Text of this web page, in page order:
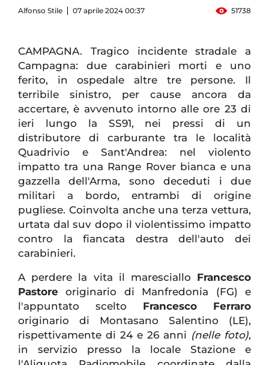
Alfonso Stile 07 aprile 2024 00:37 51738
CAMPAGNA. Tragico incidente stradale a
Campagna: due carabinieri morti e uno
ferito, in ospedale altre tre persone. Il
terribile sinistro, per cause ancora da
accertare, è avvenuto intorno alle ore 23 di
ieri lungo la SS91, nei pressi di un
distributore di carburante tra le località
Quadrivio e Sant'Andrea: nel violento
impatto tra una Range Rover bianca e una
gazzella dell'Arma, sono deceduti i due
militari a bordo, entrambi di origine
pugliese. Coinvolta anche una terza vettura,
urtata dal suv dopo il violentissimo impatto
contro la fiancata destra dell'auto dei
carabinieri.
A perdere la vita il maresciallo Francesco
Pastoreoriginario di Manfredonia (FG) e
l'appuntato scelto Francesco Ferraro
originario di Montasano Salentino (LE),
rispettivamente di 24 e 26 anni (nelle foto),
in servizio presso la locale Stazione e